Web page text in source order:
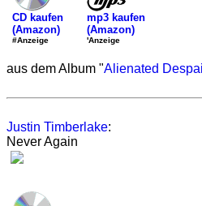
CD kaufen
(Amazon)
#Anzeige
mp3 kaufen
(Amazon)
'Anzeige
aus dem Album "Alienated
Justin Timberlake:
Never Again